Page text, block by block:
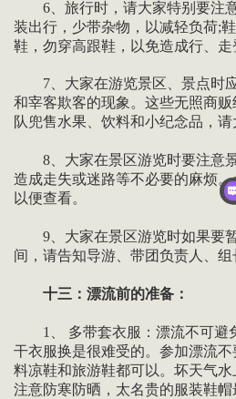
6、旅行时，请大家特别要注
装出行，少带杂物，以减轻负荷;
鞋，勿穿高跟鞋，以免造成行、走
7、大家在游览景区、景点时应
和宰客欺客的现象。这些无照商
队兜售水果、饮料和小纪念品，请
8、大家在景区游览时要注意
造成走失或迷路等不必要的麻烦
以便查看。
9、大家在景区游览时如果要暂
间，请告知导游、带团负责人、组
十三：漂流前的准备：
1、 多带套衣服：漂流不可避
干衣服换是很难受的。参加漂流
料凉鞋和旅游鞋都可以。坏天气
注意防寒防晒，太名贵的服装鞋帽